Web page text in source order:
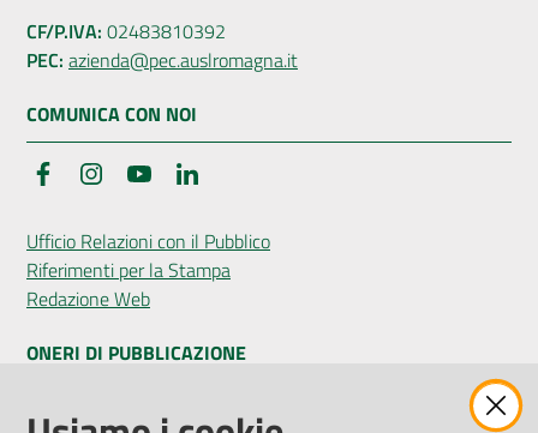
CF/P.IVA: 02483810392
PEC: azienda@pec.auslromagna.it
COMUNICA CON NOI
FacebookInstagramYouTube
Ufficio Relazioni con il Pubblico
Riferimenti per la Stampa
Redazione Web
ONERI DI PUBBLICAZIONE
Amministrazione Trasparente